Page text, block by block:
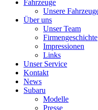
Fahrzeuge
Unsere
Über uns
Unser Team
Firmengeschichte
Impressionen
Links
Unser Service
Kontakt
News
Subaru
Modelle
Presse